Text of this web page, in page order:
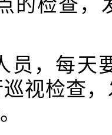
的检查，
员，每天
视检查